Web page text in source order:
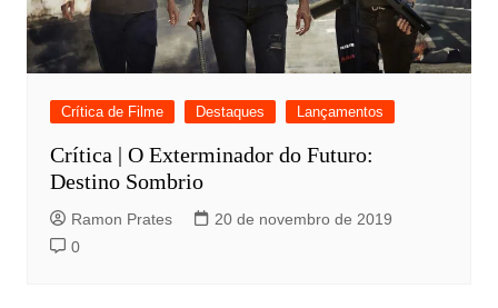
Crítica de Filme Destaques Lançamentos
Crítica | O Exterminador do Futuro:
Destino Sombrio
Ramon Prates
20 de novembro de 2019
0